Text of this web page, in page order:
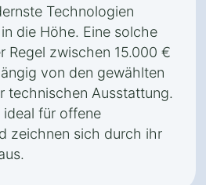
Technologien
die Höhe. Eine solche
Regel zwischen 15.000 €
von den gewählten
technischen Ausstattung.
ideal für offene
zeichnen sich durch ihr